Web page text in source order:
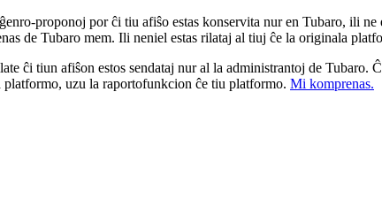
proponoj por ĉi tiu afiŝo estas konservita nur en Tubaro, ili
de Tubaro mem. Ili neniel estas rilataj al tiuj ĉe la originala
ĉi tiun afiŝon estos sendataj nur al la administrantoj de
uzu la raportofunkcion ĉe tiu platformo. Mi komprenas.